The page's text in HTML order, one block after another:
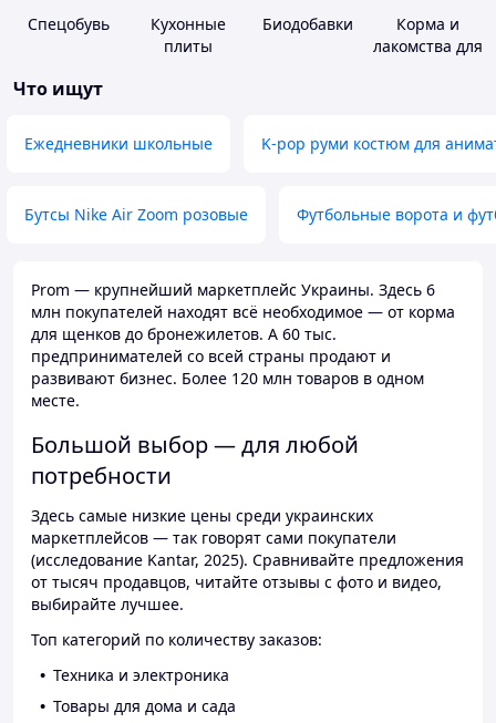
Спецобувь
Кухонные
плиты
Биодобавки
Корма и
лакомства для
Что ищут
Ежедневники школьные K-pop руми костюм для
Бутсы Nike Air Zoom розовые Футбольные ворота и
Prom — крупнейший маркетплейс Украины. Здесь 6
млн покупателей находят всё необходимое — от корма
для щенков до бронежилетов. А 60 тыс.
предпринимателей со всей страны продают и
развивают бизнес. Более 120 млн товаров в одном
месте.
Большой выбор — для любой
потребности
Здесь самые низкие цены среди украинских
маркетплейсов — так говорят сами покупатели
(исследование Kantar, 2025). Сравнивайте предложения
от тысяч продавцов, читайте отзывы с фото и видео,
выбирайте лучшее.
Топ категорий по количеству заказов:
Техника и электроника
Товары для дома и сада